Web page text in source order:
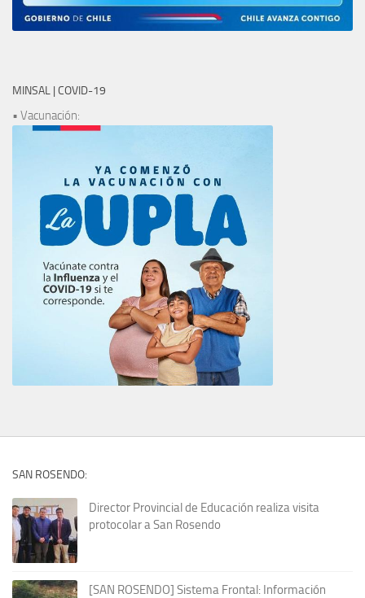
MINSAL | COVID-19
• Vacunación:
SAN ROSENDO:
Director Provincial de Educación realiza visita
protocolar a San Rosendo
[SAN ROSENDO] Sistema Frontal: Información